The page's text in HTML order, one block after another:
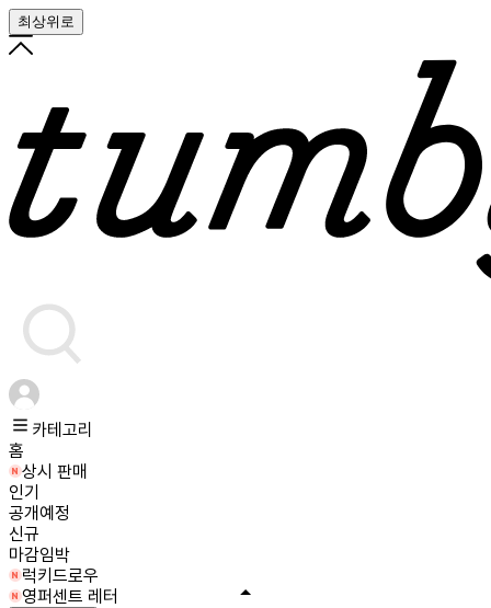
최상위로
카테고리
홈
상시 판매
인기
공개예정
신규
마감임박
럭키드로우
영퍼센트 레터